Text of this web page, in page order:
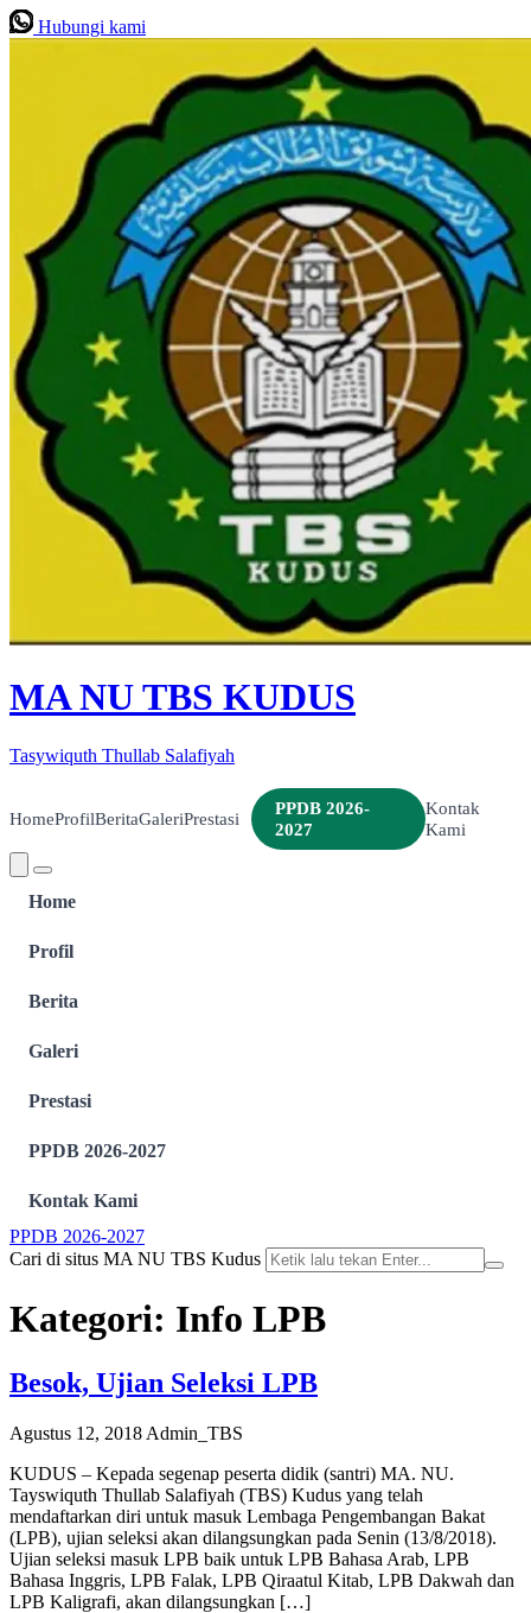
Hubungi kami
MA NU TBS KUDUS
Tasywiquth Thullab Salafiyah
HomeProfilBeritaGaleriPrestasi
PPDB 2026-
2027
Kontak
Kami
Home
Profil
Berita
Galeri
Prestasi
PPDB 2026-2027
Kontak Kami
PPDB 2026-2027
Cari di situs MA NU TBS Kudus
Kategori: Info LPB
Besok, Ujian Seleksi LPB
Agustus 12, 2018 Admin_TBS
KUDUS – Kepada segenap peserta didik (santri) MA. NU.
Tayswiquth Thullab Salafiyah (TBS) Kudus yang telah
mendaftarkan diri untuk masuk Lembaga Pengembangan Bakat
(LPB), ujian seleksi akan dilangsungkan pada Senin (13/8/2018).
Ujian seleksi masuk LPB baik untuk LPB Bahasa Arab, LPB
Bahasa Inggris, LPB Falak, LPB Qiraatul Kitab, LPB Dakwah dan
LPB Kaligrafi, akan dilangsungkan […]